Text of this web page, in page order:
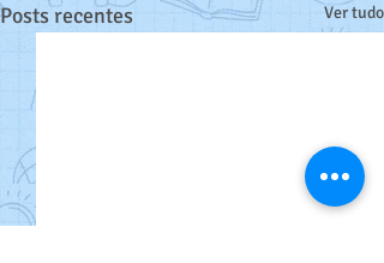
Posts recentes Ver tudo